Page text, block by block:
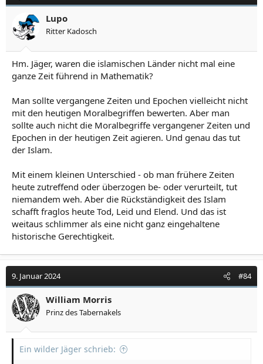
Lupo
Ritter Kadosch
Hm. Jäger, waren die islamischen Länder nicht mal eine
ganze Zeit führend in Mathematik?
Man sollte vergangene Zeiten und Epochen vielleicht nicht
mit den heutigen Moralbegriffen bewerten. Aber man
sollte auch nicht die Moralbegriffe vergangener Zeiten und
Epochen in der heutigen Zeit agieren. Und genau das tut
der Islam.
Mit einem kleinen Unterschied - ob man frühere Zeiten
heute zutreffend oder überzogen be- oder verurteilt, tut
niemandem weh. Aber die Rückständigkeit des Islam
schafft fraglos heute Tod, Leid und Elend. Und das ist
weitaus schlimmer als eine nicht ganz eingehaltene
historische Gerechtigkeit.
9. Januar 2024 #84
William Morris
Prinz des Tabernakels
Ein wilder Jäger schrieb: